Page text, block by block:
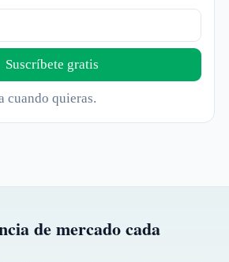
Suscríbete gratis
cuando quieras.
de mercado cada